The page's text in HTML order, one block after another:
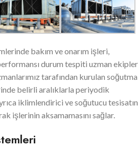
bakım ve onarım işleri,
durum tespiti uzman ekipler
tarafından kurulan soğutma
belirli aralıklarla periyodik
iklimlendirici ve soğutucu tesisatın
işlerinin aksamamasını sağlar.